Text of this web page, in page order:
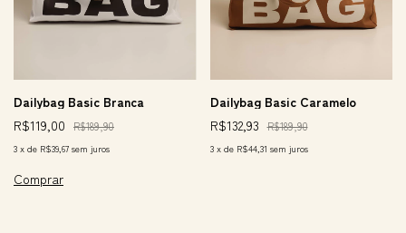
Dailybag Basic Branca
R$119,00
R$189,90
3 x de R$39,67 sem juros
Dailybag Basic Caramelo
R$132,93 R$189,90
3 x de R$44,31 sem juros